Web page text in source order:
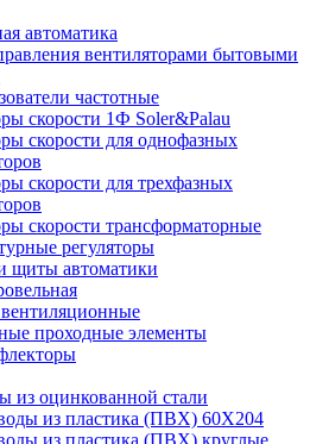
автоматика
вентиляторами бытовыми
частотные
скорости 1Ф Soler&Palau
скорости для однофазных
скорости для трехфазных
скорости трансформаторные
регуляторы
автоматики
проходные элементы
из оцинкованной стали
из пластика (ПВХ) 60Х204
из пластика (ПВХ) круглые